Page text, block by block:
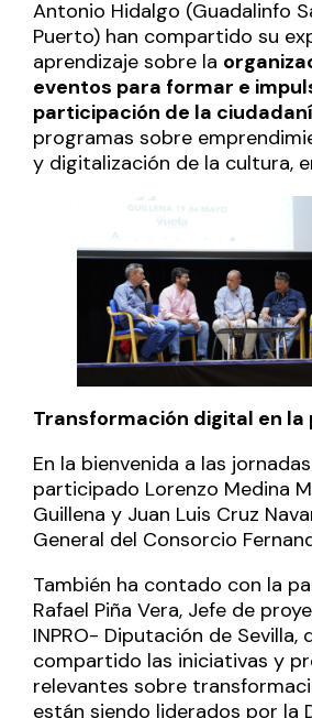
Antonio Hidalgo (Guadalinfo
Puerto) han compartido su
aprendizaje sobre la
eventos para formar e
participación de la
programas sobre
y digitalización de la cultura,
Transformación digital en la
En la bienvenida a las
participado Lorenzo Medina
Guillena y Juan Luis Cruz
General del Consorcio
También ha contado con la
Rafael Piña Vera, Jefe de
INPRO- Diputación de Sevilla,
compartido las iniciativas y
relevantes sobre
están siendo liderados por la